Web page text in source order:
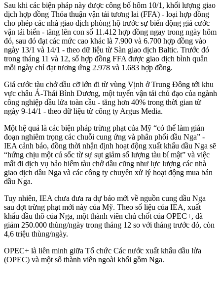
Sau khi các biện pháp này được công bố hôm 10/1, khối lượng giao
dịch hợp đồng Thỏa thuận vận tải tương lai (FFA) - loại hợp đồng
cho phép các nhà giao dịch phòng hộ trước sự biến động giá cước
vận tải biển - tăng lên con số 11.412 hợp đồng ngay trong ngày hôm
đó, sau đó đạt các mức cao khác là 7.900 và 6.700 hợp đồng vào
ngày 13/1 và 14/1 - theo dữ liệu từ Sàn giao dịch Baltic. Trước đó
trong tháng 11 và 12, số hợp đồng FFA được giao dịch bình quân
mỗi ngày chỉ đạt tương ứng 2.978 và 1.683 hợp đồng.
Giá cước tàu chở dầu cỡ lớn đi từ vùng Vịnh ở Trung Đông tới khu
vực châu Á-Thái Bình Dương, một tuyến vận tải chủ đạo của ngành
công nghiệp dầu lửa toàn cầu - tăng hơn 40% trong thời gian từ
ngày 9-14/1 - theo dữ liệu từ công ty Argus Media.
Một hệ quả là các biện pháp trừng phạt của Mỹ “có thể làm gián
đoạn nghiêm trọng các chuỗi cung ứng và phân phối dầu Nga” -
IEA cảnh báo, đồng thời nhận định hoạt động xuất khẩu dầu Nga sẽ
“hứng chịu một cú sốc từ sự sụt giảm số lượng tàu bí mật” và việc
mất đi dịch vụ bảo hiểm tàu chở dầu cũng như lực lượng các nhà
giao dịch dầu Nga và các công ty chuyên xử lý hoạt động mua bán
dầu Nga.
Tuy nhiên, IEA chưa đưa ra dự báo mới về nguồn cung dầu Nga
sau đợt trừng phạt mới này của Mỹ. Theo số liệu của IEA, xuất
khẩu dầu thô của Nga, một thành viên chủ chốt của OPEC+, đã
giảm 250.000 thùng/ngày trong tháng 12 so với tháng trước đó, còn
4,6 triệu thùng/ngày.
OPEC+ là liên minh giữa Tổ chức Các nước xuất khẩu dầu lửa
(OPEC) và một số thành viên ngoài khối gồm Nga.